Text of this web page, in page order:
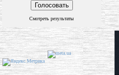
Смотреть результаты